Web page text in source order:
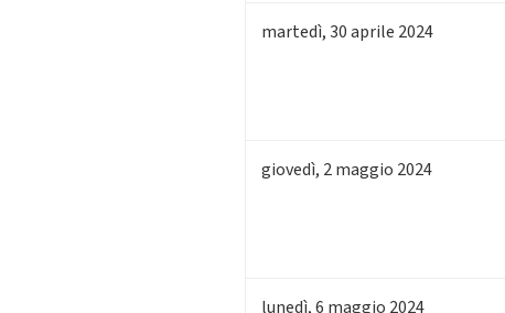
martedì,30aprile 2024
giovedì, 2maggio 2024
lunedì,6 maggio 2024